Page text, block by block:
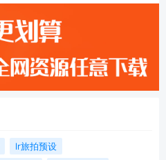
lr旅拍预设